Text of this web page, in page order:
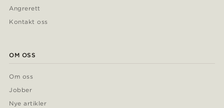
Angrerett
Kontakt oss
OM OSS
Om oss
Jobber
Nye artikler